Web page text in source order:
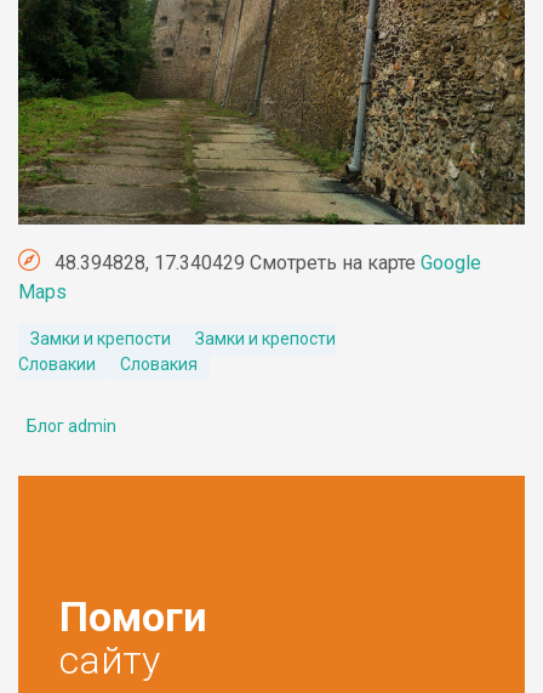
48.394828, 17.340429 Смотреть на карте Google
Maps
Замки и крепости
Замки и крепости
Словакии
Словакия
Блог admin
Помоги
сайту